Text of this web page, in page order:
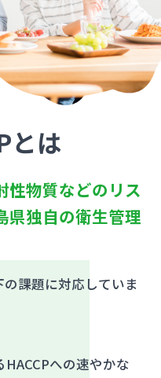
とは
性物質などのリス
県独自の衛生管理
の課題に対応していま
への速やかな